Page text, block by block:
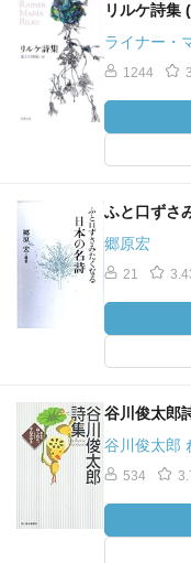
リルケ詩集
ライナー・
1244
ふと口ずさ
郷原宏
21
谷川俊太郎
谷川俊太郎
534